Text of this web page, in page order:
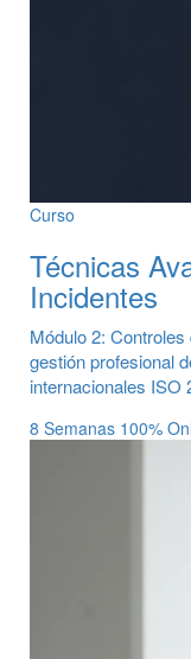
Curso
Técnicas
Incidentes
Módulo 2:
gestión profesional
internacionales ISO
8 Semanas 100%